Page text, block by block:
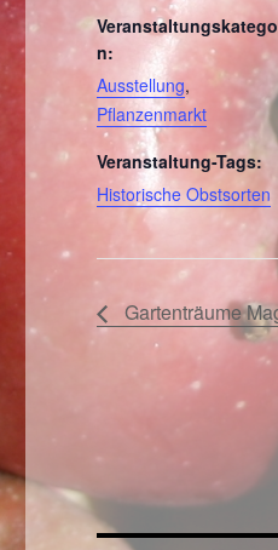
n:
Ausstellung,
Pflanzenmarkt
Veranstaltung-Tags:
Historische Obstsorten
Gartenträume